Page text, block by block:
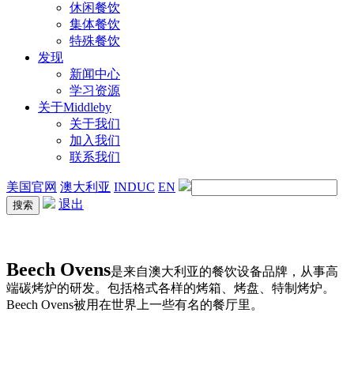
休闲餐饮
集体餐饮
特殊餐饮
发现
新闻中心
学习资源
关于Middleby
关于我们
加入我们
联系我们
美国官网 澳大利亚 INDUC EN
退出
Beech Ovens是来自澳大利亚的餐饮设备品牌，从事高
端碳烤炉的研发。包括格式各样的烤箱、烤盘、特制烤炉。
Beech Ovens被用在世界上一些有名的餐厅里。